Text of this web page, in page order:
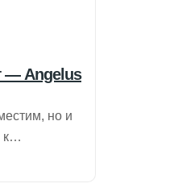
— Angelus
но и